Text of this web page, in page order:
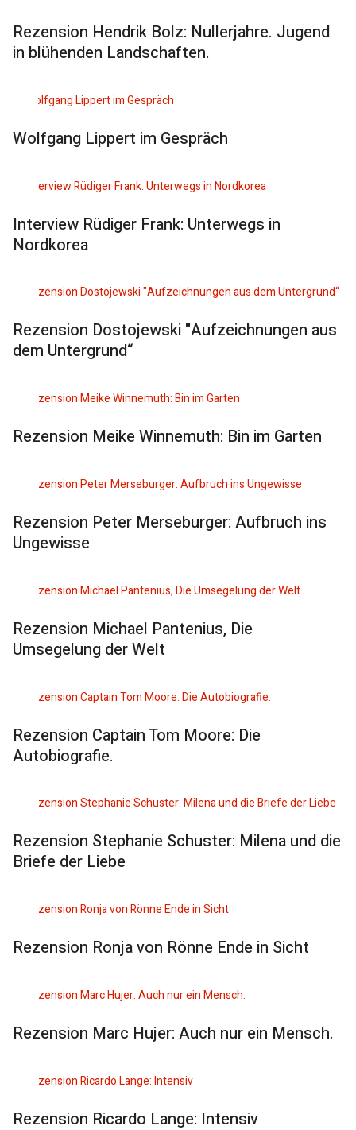
Rezension Hendrik Bolz: Nullerjahre. Jugend
in blühenden Landschaften.
Wolfgang Lippert im Gespräch
Interview Rüdiger Frank: Unterwegs in
Nordkorea
Rezension Dostojewski "Aufzeichnungen aus
dem Untergrund“
Rezension Meike Winnemuth: Bin im Garten
Rezension Peter Merseburger: Aufbruch ins
Ungewisse
Rezension Michael Pantenius, Die
Umsegelung der Welt
Rezension Captain Tom Moore: Die
Autobiografie.
Rezension Stephanie Schuster: Milena und die
Briefe der Liebe
Rezension Ronja von Rönne Ende in Sicht
Rezension Marc Hujer: Auch nur ein Mensch.
Rezension Ricardo Lange: Intensiv